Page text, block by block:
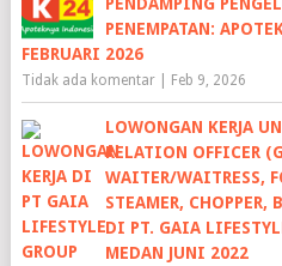
PENEMPATAN:
FEBRUARI 2026
Tidak ada komentar| Feb 9, 2026
LOWONGAN KERJA
RELATION OFFICER
WAITER/WAITRESS,
STEAMER, CHOPPER,
DI PT. GAIA
MEDAN JUNI 2022